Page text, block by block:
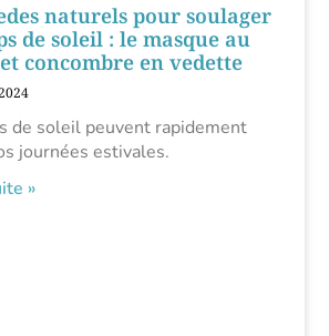
naturels pour soulager
de soleil : le masque au
concombre en vedette
de soleil peuvent rapidement
journées estivales.
»